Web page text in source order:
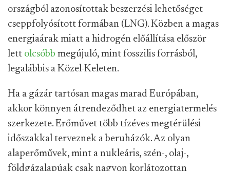
országból azonosítottak beszerzési lehetőséget
cseppfolyósított formában (LNG). Közben a magas
energiaárak miatt a hidrogén előállítása először
lett olcsóbb megújuló, mint fosszilis forrásból,
legalábbis a Közel-Keleten.
Ha a gázár tartósan magas marad Európában,
akkor könnyen átrendeződhet az energiatermelés
szerkezete. Erőművet több tízéves megtérülési
időszakkal terveznek a beruházók. Az olyan
alaperőművek, mint a nukleáris, szén-, olaj-,
földgázalapúak csak nagyon korlátozottan